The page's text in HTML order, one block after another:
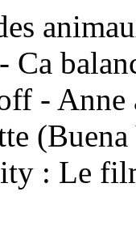
Ca
-
: Le